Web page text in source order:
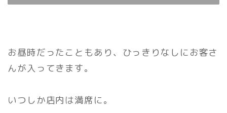
お昼時だったこともあり、ひっきりなしにお客さ
んが入ってきます。
いつしか店内は満席に。